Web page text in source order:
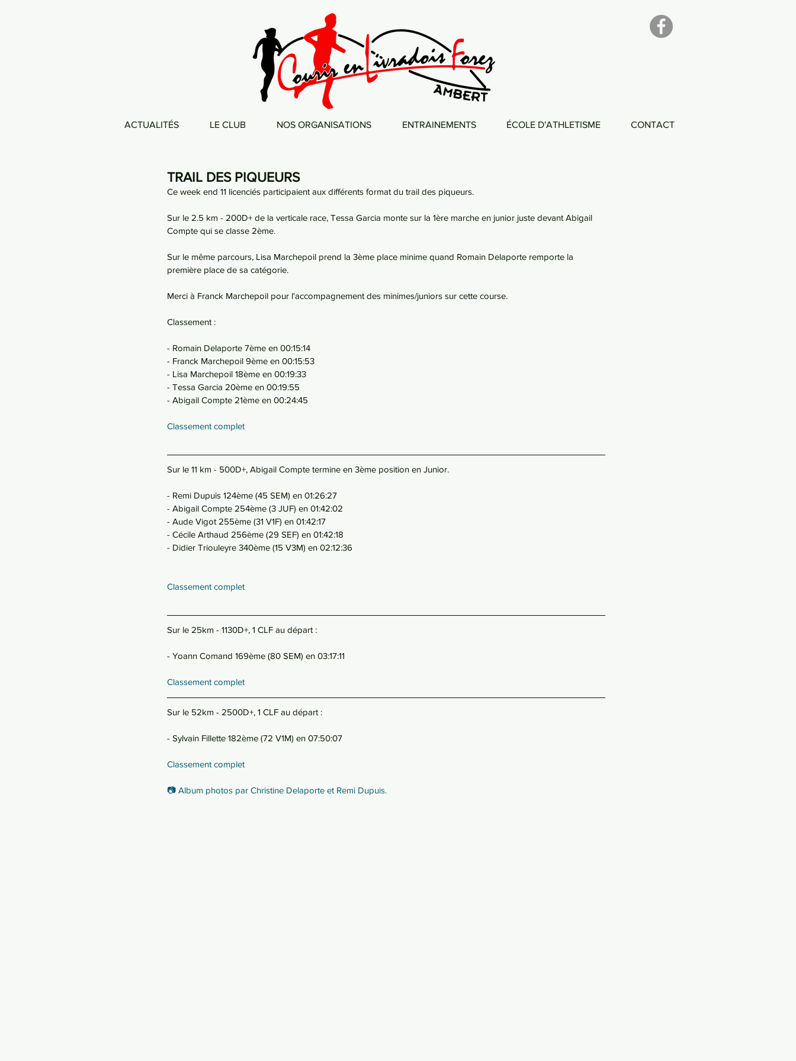
ACTUALITÉS LE CLUB NOS ORGANISATIONS ENTRAINEMENTS ÉCOLE D'ATHLETISME CONTACT
TRAIL DES PIQUEURS
Ce week end 11 licenciés participaient aux différents format du trail des piqueurs.
Sur le 2.5 km - 200D+ de la verticale race, Tessa Garcia monte sur la 1ère marche en junior juste devant Abigail
Compte qui se classe 2ème.
Sur le même parcours, Lisa Marchepoil prend la 3ème place minime quand Romain Delaporte remporte la
première place de sa catégorie.
Merci à Franck Marchepoil pour l'accompagnement des minimes/juniors sur cette course.
Classement :
- Romain Delaporte 7ème en 00:15:14
- Franck Marchepoil 9ème en 00:15:53
- Lisa Marchepoil 18ème en 00:19:33
- Tessa Garcia 20ème en 00:19:55
- Abigail Compte 21ème en 00:24:45
Classement complet
Sur le 11 km - 500D+, Abigail Compte termine en 3ème position en Junior.
- Remi Dupuis 124ème (45 SEM) en 01:26:27
- Abigail Compte 254ème (3 JUF) en 01:42:02
- Aude Vigot 255ème (31 V1F) en 01:42:17
- Cécile Arthaud 256ème (29 SEF) en 01:42:18
- Didier Triouleyre 340ème (15 V3M) en 02:12:36
Classement complet
Sur le 25km - 1130D+, 1 CLF au départ :
- Yoann Comand 169ème (80 SEM) en 03:17:11
Classement complet
Sur le 52km - 2500D+, 1 CLF au départ :
- Sylvain Fillette 182ème (72 V1M) en 07:50:07
Classement complet
📷 Album photos par Christine Delaporte et Remi Dupuis.